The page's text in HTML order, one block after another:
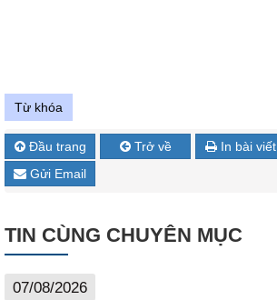
Từ khóa
Đầu trang Trở về In bài viết
Gửi Email
TIN CÙNG CHUYÊN MỤC
07/08/2026